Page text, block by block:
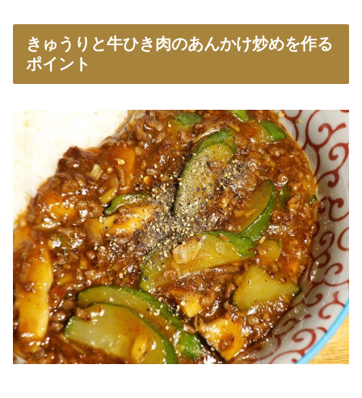
きゅうりと牛ひき肉のあんかけ炒めを作る
ポイント